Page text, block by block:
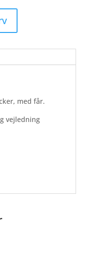
med får.
vejledning